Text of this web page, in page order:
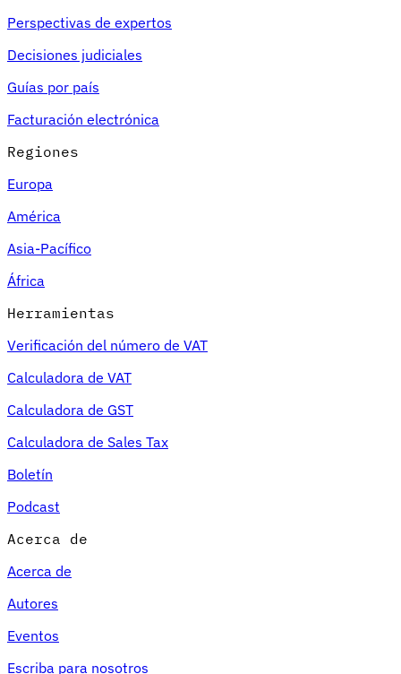
Perspectivas de expertos
Decisiones judiciales
Guías por país
Facturación electrónica
Regiones
Europa
América
Asia-Pacífico
África
Herramientas
Verificación del número de VAT
Calculadora de VAT
Calculadora de GST
Calculadora de Sales Tax
Boletín
Podcast
Acerca de
Acerca de
Autores
Eventos
Escriba para nosotros